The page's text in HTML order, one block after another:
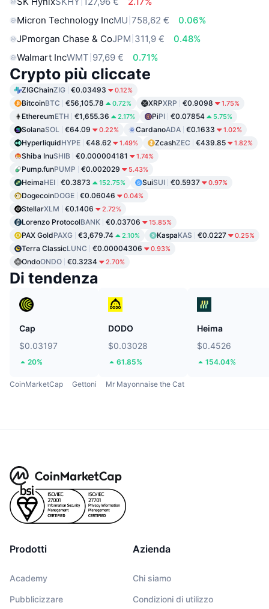
Micron Technology IncMU 758,62 €
0.06%
JPmorgan Chase & CoJPM 311,9 €
0.48%
Walmart IncWMT 97,69 € 0.71%
Crypto più cliccate
ZIGChainZIG €0.03493 0.12%
BitcoinBTC €56,105.78 0.72% XRPXRP €0.9098 1.75%
EthereumETH €1,655.36 2.17% PiPI €0.07854 5.75%
SolanaSOL €64.09 0.22% CardanoADA €0.1633 1.02%
HyperliquidHYPE €48.62 1.49% ZcashZEC €439.85 1.82%
Shiba InuSHIB €0.000004181 1.74%
Pump.funPUMP €0.002029 5.43%
HeimaHEI €0.3873 152.75% SuiSUI €0.5937 0.97%
DogecoinDOGE €0.06046 0.04%
StellarXLM €0.1406 2.72%
Lorenzo ProtocolBANK €0.03706 15.85%
PAX GoldPAXG €3,679.74 2.10% KaspaKAS €0.0227 0.25%
Terra ClassicLUNC €0.00004306 0.93%
OndoONDO €0.3234 2.70%
Di tendenza
Cap
$0.03197
20%
DODO
$0.03028
61.85%
Heima
$0.4526
154.04%
CoinMarketCap Gettoni Mr Mayonnaise the Cat
Prodotti
Academy
Pubblicizzare
Azienda
Chi siamo
Condizioni di utilizzo